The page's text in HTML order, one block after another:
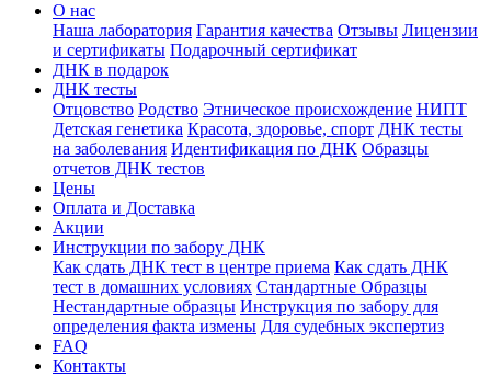
О нас
Наша лаборатория Гарантия качества Отзывы Лицензии
и сертификаты Подарочный сертификат
ДНК в подарок
ДНК тесты
Отцовство Родство Этническое происхождение НИПТ
Детская генетика Красота, здоровье, спорт ДНК тесты
на заболевания Идентификация по ДНК Образцы
отчетов ДНК тестов
Цены
Оплата и Доставка
Акции
Инструкции по забору ДНК
Как сдать ДНК тест в центре приема Как сдать ДНК
тест в домашних условиях Стандартные Образцы
Нестандартные образцы Инструкция по забору для
определения факта измены Для судебных экспертиз
FAQ
Контакты